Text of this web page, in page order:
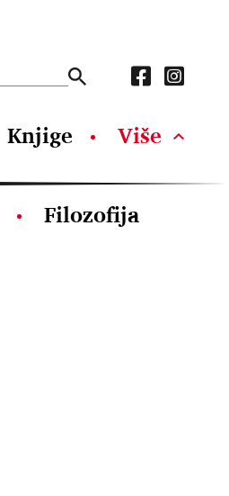
Knjige Više
Filozofija